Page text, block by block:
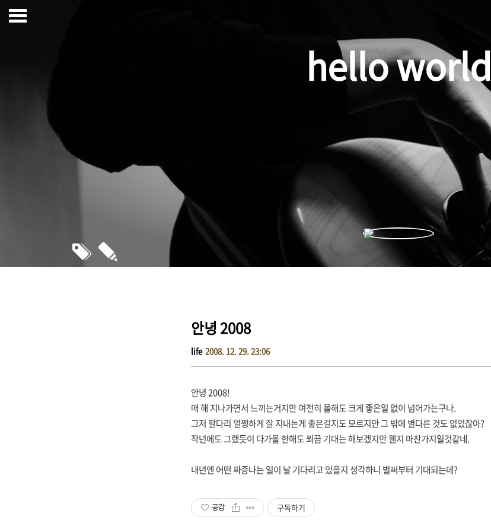
hello world
안녕 2008
life 2008. 12. 29. 23:06
안녕 2008!
매 해 지나가면서 느끼는거지만 여전히 올해도 크게 좋은일 없이 넘어가는구나.
그저 팔다리 멀쩡하게 잘 지내는게 좋은걸지도 모르지만 그 밖에 별다른 것도 없었잖아?
작년에도 그랬듯이 다가올 한해도 쬐끔 기대는 해보겠지만 웬지 마찬가지일것같네.
내년엔 어떤 짜증나는 일이 날 기다리고 있을지 생각하니 벌써부터 기대되는데?
공감 구독하기